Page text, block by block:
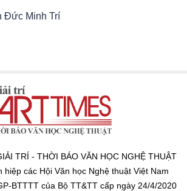
Đức Minh Trí
TRÍ - THỜI BÁO VĂN HỌC NGHỆ THUẬT
hiệp các Hội Văn học Nghệ thuật Việt Nam
BTTTT của Bộ TT&TT cấp ngày 24/4/2020